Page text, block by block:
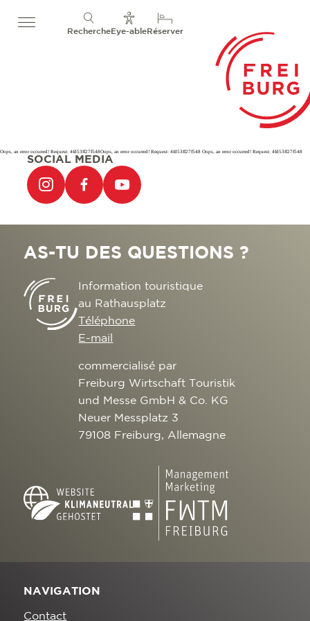
RechercheEye-ableRéserver
Oops, an error occurred! Request: 4fd53ff27f548Oops, an error occurred! Request: 4fd53ff27f548 Oops, an error occurred! Request: 4fd53ff27f548
SOCIAL MEDIA
AS-TU DES QUESTIONS ?
Information touristique
au Rathausplatz
Téléphone
E-mail
commercialisé par
Freiburg Wirtschaft Touristik
und Messe GmbH & Co. KG
Neuer Messplatz 3
79108 Freiburg, Allemagne
NAVIGATION
Contact